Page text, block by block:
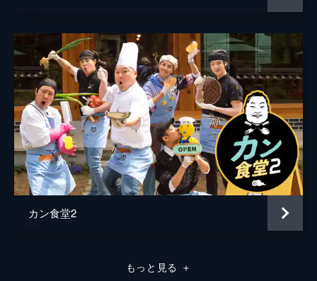
第7話 放置した雑草に一苦労
生い茂る雑草を目の当たりにして途方に暮れ
るメンバーたち。草むしりを手伝ってもらう
ためスタッフに対決を持ちかける。そこで交
互にコップに水をついでいき、あふれたら負
けの表面張力ゲームをすることに。
88分
第8話 大豆を植えたら大豆が生え 小豆を
植えたら小豆が生える
自分たちが育てたえごまから、えごま油を作
ることに。ロケの前の週に畑へ向かい、えご
まを乾燥させ、えごま油を作る準備は万全。
そして、色とりどりに咲き乱れる花や隣の家
最終話 農業初心者たちの“農談”
カン食堂2
もっと見る ＋